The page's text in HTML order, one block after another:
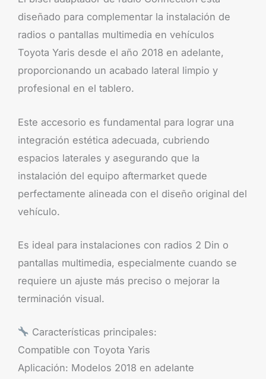
diseñado para complementar la instalación de
radios o pantallas multimedia en vehículos
Toyota Yaris desde el año 2018 en adelante,
proporcionando un acabado lateral limpio y
profesional en el tablero.
Este accesorio es fundamental para lograr una
integración estética adecuada, cubriendo
espacios laterales y asegurando que la
instalación del equipo aftermarket quede
perfectamente alineada con el diseño original del
vehículo.
Es ideal para instalaciones con radios 2 Din o
pantallas multimedia, especialmente cuando se
requiere un ajuste más preciso o mejorar la
terminación visual.
Características principales:
Compatible con Toyota Yaris
Aplicación: Modelos 2018 en adelante